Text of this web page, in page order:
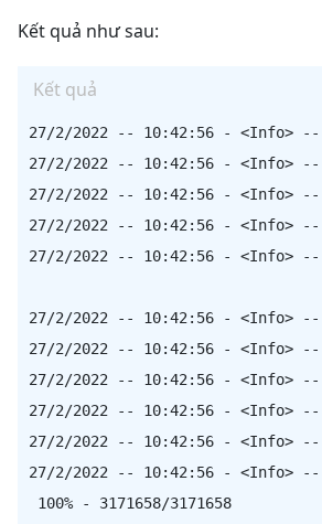
Kết quả như sau:
Kết quả
27/2/2022 -- 10:42:56 - <Info>
27/2/2022 -- 10:42:56 - <Info>
27/2/2022 -- 10:42:56 - <Info>
27/2/2022 -- 10:42:56 - <Info>
27/2/2022 -- 10:42:56 - <Info>
27/2/2022 -- 10:42:56 - <Info>
27/2/2022 -- 10:42:56 - <Info>
27/2/2022 -- 10:42:56 - <Info>
27/2/2022 -- 10:42:56 - <Info>
27/2/2022 -- 10:42:56 - <Info> --
27/2/2022 -- 10:42:56 - <Info>
100% - 3171658/3171658